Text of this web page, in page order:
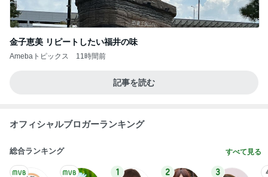
金子恵美 リピートしたい福井の味
Amebaトピックス 11時間前
記事を読む
オフィシャルブロガーランキング
総合ランキング すべて見る
1 2 3